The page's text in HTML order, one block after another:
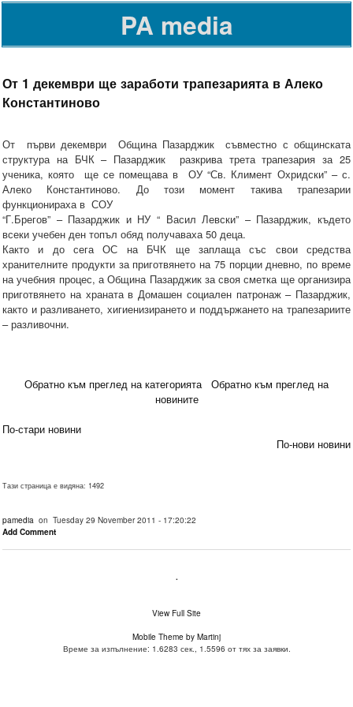
PA media
От 1 декември ще заработи трапезарията в Алеко
Константиново
От първи декември Община Пазарджик съвместно с общинската
структура на БЧК – Пазарджик разкрива трета трапезария за 25
ученика, която ще се помещава в ОУ “Св. Климент Охридски” – с.
Алеко Константиново. До този момент такива трапезарии
функционираха в СОУ
“Г.Брегов” – Пазарджик и НУ “ Васил Левски” – Пазарджик, където
всеки учебен ден топъл обяд получаваха 50 деца.
Както и до сега ОС на БЧК ще заплаща със свои средства
хранителните продукти за приготвянето на 75 порции дневно, по време
на учебния процес, а Община Пазарджик за своя сметка ще организира
приготвянето на храната в Домашен социален патронаж – Пазарджик,
както и разливането, хигиенизирането и поддържането на трапезариите
– разливочни.
Обратно към преглед на категорията
Обратно към преглед на
новините
По-стари новини
По-нови новини
Тази страница е видяна: 1492
pamedia on Tuesday 29 November 2011 - 17:20:22
Add Comment
.
View Full Site
Mobile Theme by Martinj
Време за изпълнение: 1.6283 сек., 1.5596 от тях за заявки.